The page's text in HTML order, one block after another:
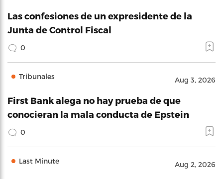
Las confesiones de un expresidente de la
Junta de Control Fiscal
0
Tribunales Aug 3, 2026
First Bank alega no hay prueba de que
conocieran la mala conducta de Epstein
0
Last Minute Aug 2, 2026